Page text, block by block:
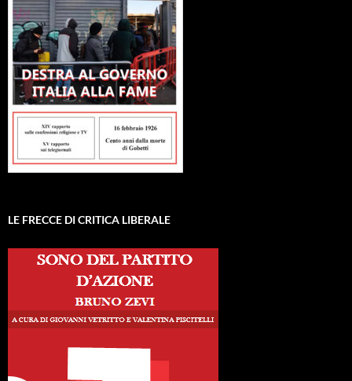
LE FRECCE DI CRITICA LIBERALE